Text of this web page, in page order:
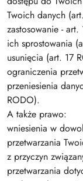
Twoich danych
zastosowanie -
ich sprostowania
usunięcia (art. 17
ograniczenia
przeniesienia
RODO).
A także prawo:
wniesienia w
przetwarzania
z przyczyn
przetwarzania